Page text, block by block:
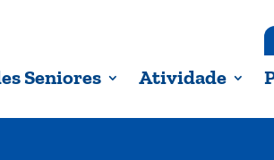
Seniores Atividade